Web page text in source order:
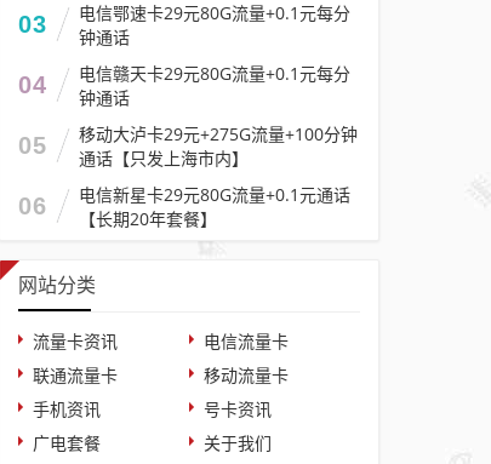
03
电信鄂速卡29元80G流量+0.1元每分
钟通话
04
电信赣天卡29元80G流量+0.1元每分
钟通话
05
移动大泸卡29元+275G流量+100分钟
通话【只发上海市内】
06
电信新星卡29元80G流量+0.1元通话
【长期20年套餐】
网站分类
流量卡资讯
电信流量卡
联通流量卡
移动流量卡
手机资讯
号卡资讯
广电套餐
关于我们